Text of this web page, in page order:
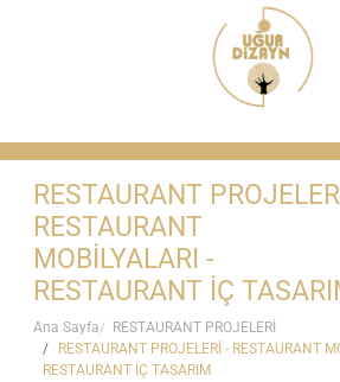
RESTAURANT
RESTAURANT
MOBİLYALARI -
RESTAURANT İÇ
Ana Sayfa
RESTAURANT PROJELERİ
RESTAURANT PROJELERİ - RESTAURANT
RESTAURANT İÇ TASARIM